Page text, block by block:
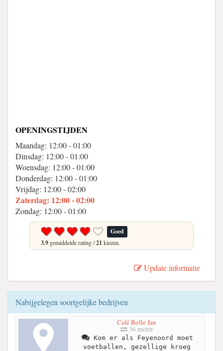
OPENINGSTIJDEN
Maandag: 12:00 - 01:00
Dinsdag: 12:00 - 01:00
Woensdag: 12:00 - 01:00
Donderdag: 12:00 - 01:00
Vrijdag: 12:00 - 02:00
Zaterdag: 12:00 - 02:00
Zondag: 12:00 - 01:00
Goed
3.9 gemiddelde rating /21 kiezen.
Update informatie
Nabijgelegen soortgelijke bedrijven
Café Bolle Jan
36 meter
Kom er als Feyenoord moet
voetballen, gezellige kroeg